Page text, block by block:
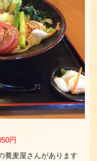
円
蕎麦屋さんがあります